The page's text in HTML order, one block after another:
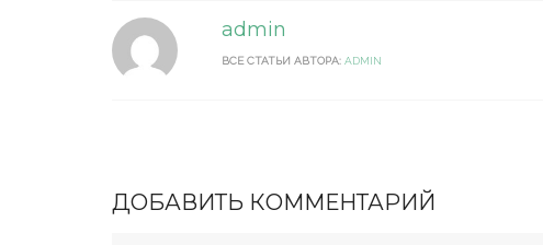
admin
ВСЕ СТАТЬИ АВТОРА: ADMIN
ДОБАВИТЬ КОММЕНТАРИЙ